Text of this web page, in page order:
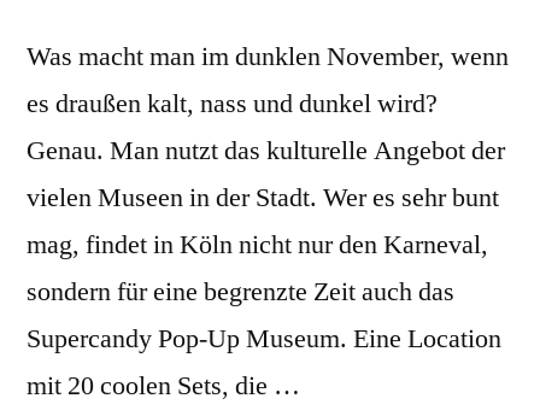
Was macht man im dunklen November, wenn
es draußen kalt, nass und dunkel wird?
Genau. Man nutzt das kulturelle Angebot der
vielen Museen in der Stadt. Wer es sehr bunt
mag, findet in Köln nicht nur den Karneval,
sondern für eine begrenzte Zeit auch das
Supercandy Pop-Up Museum. Eine Location
mit 20 coolen Sets, die …